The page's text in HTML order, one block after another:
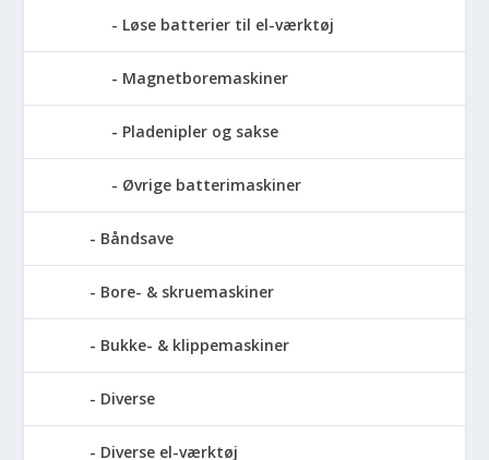
Løse batterier til el-værktøj
Magnetboremaskiner
Pladenipler og sakse
Øvrige batterimaskiner
Båndsave
Bore- & skruemaskiner
Bukke- & klippemaskiner
Diverse
Diverse el-værktøj